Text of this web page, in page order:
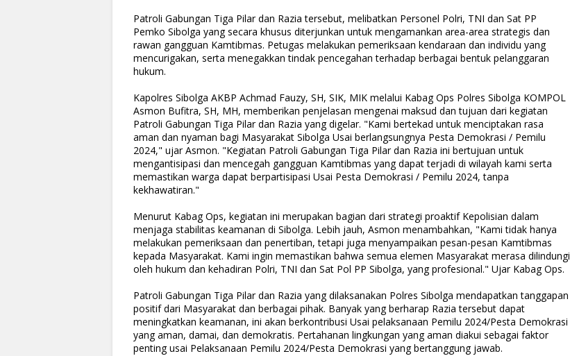
Patroli Gabungan Tiga Pilar dan Razia tersebut, melibatkan Personel Polri, TNI dan Sat PP
Pemko Sibolga yang secara khusus diterjunkan untuk mengamankan area-area strategis dan
rawan gangguan Kamtibmas. Petugas melakukan pemeriksaan kendaraan dan individu yang
mencurigakan, serta menegakkan tindak pencegahan terhadap berbagai bentuk pelanggaran
hukum.
Kapolres Sibolga AKBP Achmad Fauzy, SH, SIK, MIK melalui Kabag Ops Polres Sibolga KOMPOL
Asmon Bufitra, SH, MH, memberikan penjelasan mengenai maksud dan tujuan dari kegiatan
Patroli Gabungan Tiga Pilar dan Razia yang digelar. "Kami bertekad untuk menciptakan rasa
aman dan nyaman bagi Masyarakat Sibolga Usai berlangsungnya Pesta Demokrasi / Pemilu
2024," ujar Asmon. "Kegiatan Patroli Gabungan Tiga Pilar dan Razia ini bertujuan untuk
mengantisipasi dan mencegah gangguan Kamtibmas yang dapat terjadi di wilayah kami serta
memastikan warga dapat berpartisipasi Usai Pesta Demokrasi / Pemilu 2024, tanpa
kekhawatiran."
Menurut Kabag Ops, kegiatan ini merupakan bagian dari strategi proaktif Kepolisian dalam
menjaga stabilitas keamanan di Sibolga. Lebih jauh, Asmon menambahkan, "Kami tidak hanya
melakukan pemeriksaan dan penertiban, tetapi juga menyampaikan pesan-pesan Kamtibmas
kepada Masyarakat. Kami ingin memastikan bahwa semua elemen Masyarakat merasa dilindungi
oleh hukum dan kehadiran Polri, TNI dan Sat Pol PP Sibolga, yang profesional." Ujar Kabag Ops.
Patroli Gabungan Tiga Pilar dan Razia yang dilaksanakan Polres Sibolga mendapatkan tanggapan
positif dari Masyarakat dan berbagai pihak. Banyak yang berharap Razia tersebut dapat
meningkatkan keamanan, ini akan berkontribusi Usai pelaksanaan Pemilu 2024/Pesta Demokrasi
yang aman, damai, dan demokratis. Pertahanan lingkungan yang aman diakui sebagai faktor
penting usai Pelaksanaan Pemilu 2024/Pesta Demokrasi yang bertanggung jawab.